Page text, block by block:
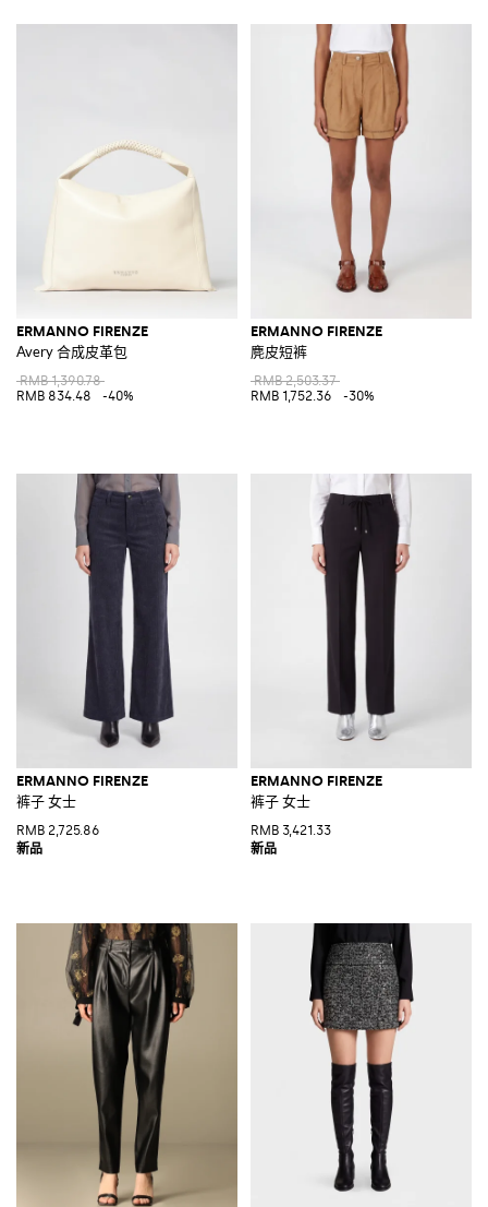
ERMANNO FIRENZE
Avery 合成皮革包
RMB 1,390.78
RMB 834.48
-40%
ERMANNO FIRENZE
麂皮短裤
RMB 2,503.37
RMB 1,752.36
-30%
ERMANNO FIRENZE
裤子 女士
RMB 2,725.86
ERMANNO FIRENZE
裤子 女士
RMB 3,421.33